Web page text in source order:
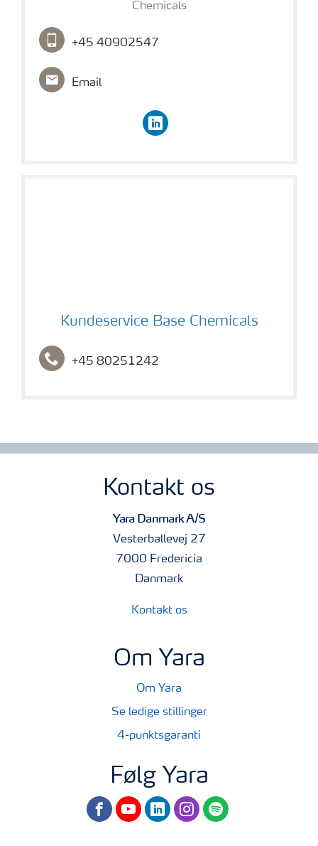
Chemicals
+45 40902547
Email
linkedin
Kundeservice Base Chemicals
+45 80251242
Kontakt os
Yara Danmark A/S
Vesterballevej 27
7000 Fredericia
Danmark
Kontakt os
Om Yara
Om Yara
Se ledige stillinger
4-punktsgaranti
Følg Yara
facebookyoutubelinkedininstagram
spotify